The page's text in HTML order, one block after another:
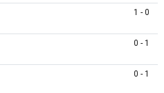
1 - 0
0 - 1
0 - 1